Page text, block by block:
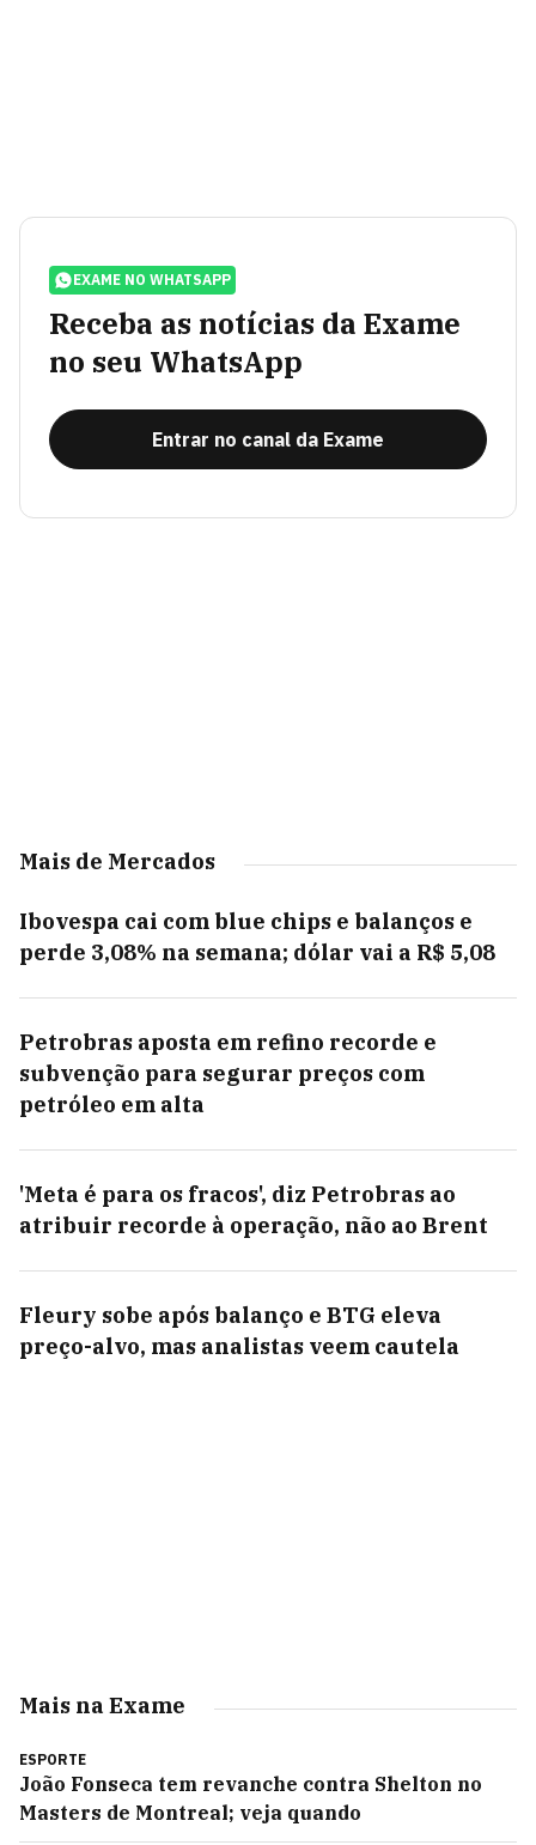
EXAME NO WHATSAPP
Receba as notícias da Exame
no seu WhatsApp
Entrar no canal da Exame
Mais de Mercados
Ibovespa cai com blue chips e balanços e
perde 3,08% na semana; dólar vai a R$ 5,08
Petrobras aposta em refino recorde e
subvenção para segurar preços com
petróleo em alta
'Meta é para os fracos', diz Petrobras ao
atribuir recorde à operação, não ao Brent
Fleury sobe após balanço e BTG eleva
preço-alvo, mas analistas veem cautela
Mais na Exame
ESPORTE
João Fonseca tem revanche contra Shelton no
Masters de Montreal; veja quando